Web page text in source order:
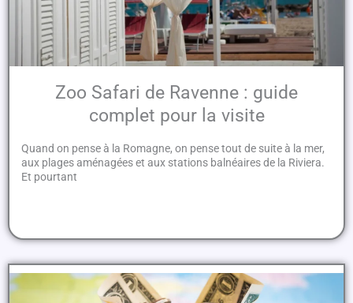
Zoo Safari de Ravenne : guide
complet pour la visite
Quand on pense à la Romagne, on pense tout de suite à la mer,
aux plages aménagées et aux stations balnéaires de la Riviera.
Et pourtant